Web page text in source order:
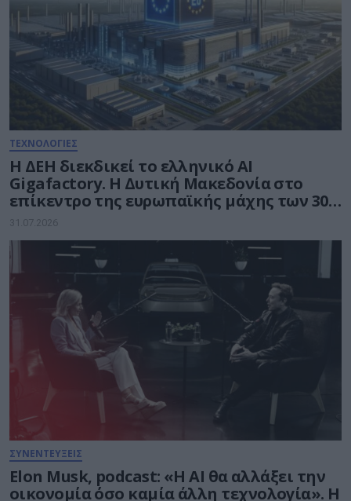
ΤΕΧΝΟΛΟΓΙΕΣ
Η ΔΕΗ διεκδικεί το ελληνικό AI
Gigafactory. Η Δυτική Μακεδονία στο
επίκεντρο της ευρωπαϊκής μάχης των 30
δισ. ευρώ για την Τεχνητή Νοημοσύνη
31.07.2026
ΣΥΝΕΝΤΕΥΞΕΙΣ
Elon Musk, podcast: «Η AI θα αλλάξει την
οικονομία όσο καμία άλλη τεχνολογία». Η